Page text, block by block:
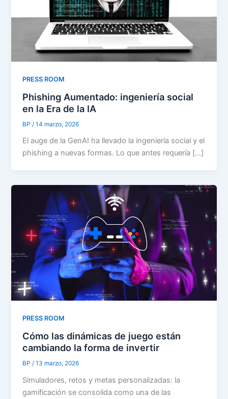
PRESS ROOM
Phishing Aumentado: ingeniería social
en la Era de la IA
BP /14 marzo, 2026
El auge de la GenAI ha llevado la ingeniería social y el
phishing a nuevas formas. Lo que antes requería […]
PRESS ROOM
Cómo las dinámicas de juego están
cambiando la forma de invertir
BP /13 marzo, 2026
Simuladores, retos y metas personalizadas: la
gamificación se consolida como una de las